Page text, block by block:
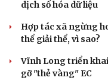
dịch số hóa dữ liệu
Hợp tác xã ngừng
thể giải thể, vì sao?
Vĩnh Long triển
gỡ "thẻ vàng" EC